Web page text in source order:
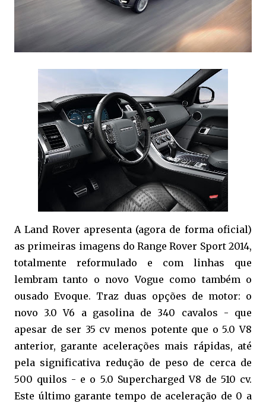
A Land Rover apresenta (agora de forma oficial)
as primeiras imagens do Range Rover Sport 2014,
totalmente reformulado e com linhas que
lembram tanto o novo Vogue como também o
ousado Evoque. Traz duas opções de motor: o
novo 3.0 V6 a gasolina de 340 cavalos - que
apesar de ser 35 cv menos potente que o 5.0 V8
anterior, garante acelerações mais rápidas, até
pela significativa redução de peso de cerca de
500 quilos - e o 5.0 Supercharged V8 de 510 cv.
Este último garante tempo de aceleração de 0 a